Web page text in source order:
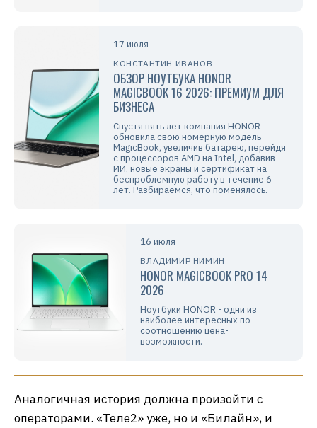
17 июля
КОНСТАНТИН ИВАНОВ
ОБЗОР НОУТБУКА HONOR
MAGICBOOK 16 2026: ПРЕМИУМ ДЛЯ
БИЗНЕСА
Спустя пять лет компания HONOR
обновила свою номерную модель
MagicBook, увеличив батарею, перейдя
с процессоров AMD на Intel, добавив
ИИ, новые экраны и сертификат на
беспроблемную работу в течение 6
лет. Разбираемся, что поменялось.
16 июля
ВЛАДИМИР НИМИН
HONOR MAGICBOOK PRO 14
2026
Ноутбуки HONOR - одни из
наиболее интересных по
соотношению цена-
возможности.
Аналогичная история должна произойти с
операторами. «Теле2» уже, но и «Билайн», и